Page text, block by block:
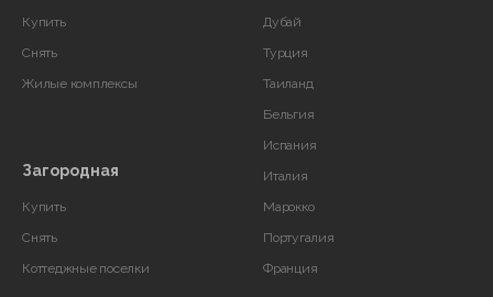
Купить
Снять
Жилые комплексы
Загородная
Купить
Снять
Коттеджные поселки
Дубай
Турция
Таиланд
Бельгия
Испания
Италия
Марокко
Португалия
Франция